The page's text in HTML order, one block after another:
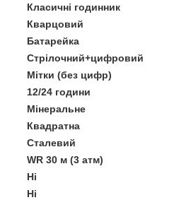
Класичні годинник
Кварцовий
Батарейка
Стрілочний+цифровий
Мітки (без цифр)
12/24 години
Мінеральне
Квадратна
Сталевий
WR 30 м (3 атм)
Ні
Ні